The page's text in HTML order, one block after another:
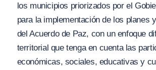
los municipios priorizados por el
para la implementación de los planes
del Acuerdo de Paz, con un enfoque
territorial que tenga en cuenta las
económicas, sociales, educativas y